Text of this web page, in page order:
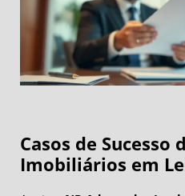
Casos de Sucesso
Imobiliários em